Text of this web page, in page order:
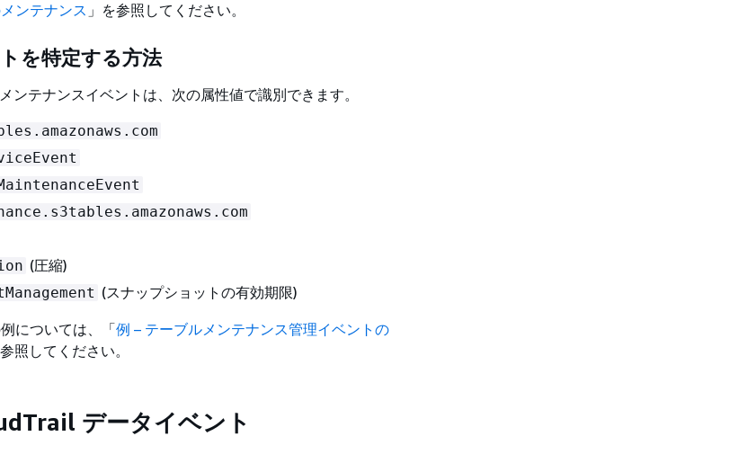
ンテナンス 」を参照してください。
を特定する方法
ンテナンスイベントは、次の属性値で識別できます。
(圧縮)
(スナップショットの有効期限)
については、「例 – テーブルメンテナンス管理イベントの
照してください。
データイベント